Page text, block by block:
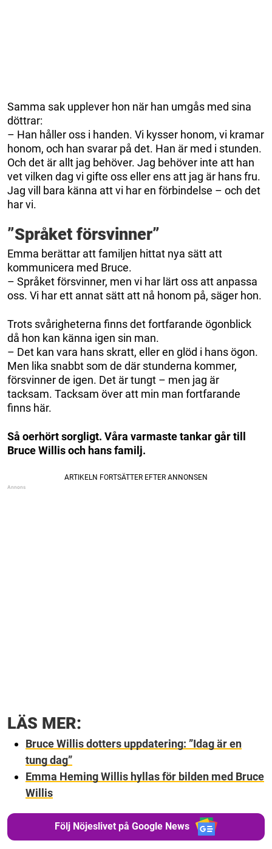
Samma sak upplever hon när han umgås med sina
döttrar:
– Han håller oss i handen. Vi kysser honom, vi kramar
honom, och han svarar på det. Han är med i stunden.
Och det är allt jag behöver. Jag behöver inte att han
vet vilken dag vi gifte oss eller ens att jag är hans fru.
Jag vill bara känna att vi har en förbindelse – och det
har vi.
”Språket försvinner”
Emma berättar att familjen hittat nya sätt att
kommunicera med Bruce.
– Språket försvinner, men vi har lärt oss att anpassa
oss. Vi har ett annat sätt att nå honom på, säger hon.
Trots svårigheterna finns det fortfarande ögonblick
då hon kan känna igen sin man.
– Det kan vara hans skratt, eller en glöd i hans ögon.
Men lika snabbt som de där stunderna kommer,
försvinner de igen. Det är tungt – men jag är
tacksam. Tacksam över att min man fortfarande
finns här.
Så oerhört sorgligt. Våra varmaste tankar går till
Bruce Willis och hans familj.
LÄS MER:
Bruce Willis dotters uppdatering: ”Idag är en
tung dag”
Emma Heming Willis hyllas för bilden med Bruce
Willis
Följ Nöjeslivet på Google News